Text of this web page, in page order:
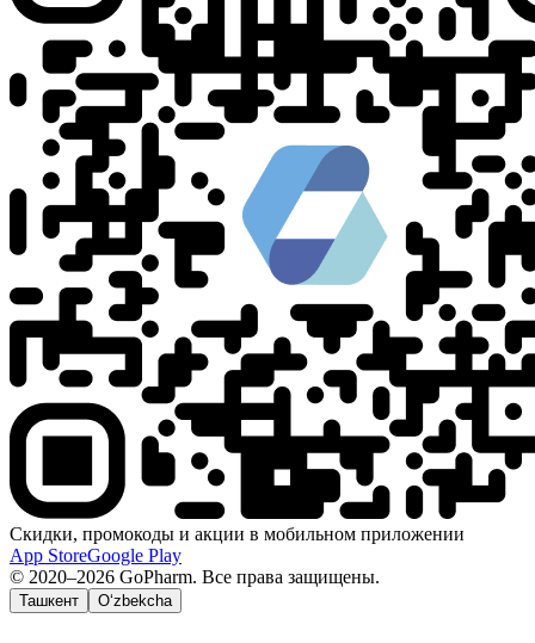
Скидки, промокоды и акции в мобильном приложении
App StoreGoogle Play
© 2020–2026 GoPharm. Все права защищены.
Ташкент O‘zbekcha